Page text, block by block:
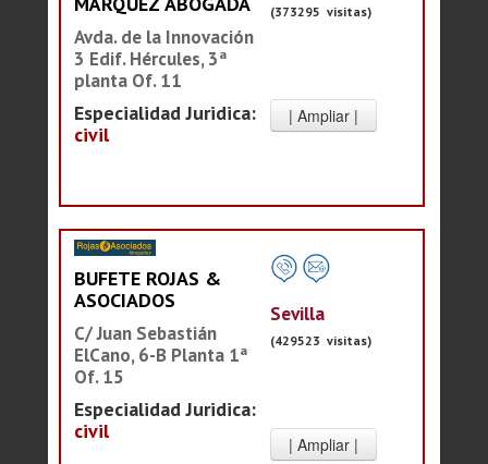
Avda. de la Innovación
3 Edif. Hércules, 3ª
planta Of. 11
Especialidad Juridica:
civil
(373295 visitas)
BUFETE ROJAS &
ASOCIADOS
C/ Juan Sebastián
ElCano, 6-B Planta 1ª
Of. 15
Especialidad Juridica:
civil
Sevilla
(429523 visitas)